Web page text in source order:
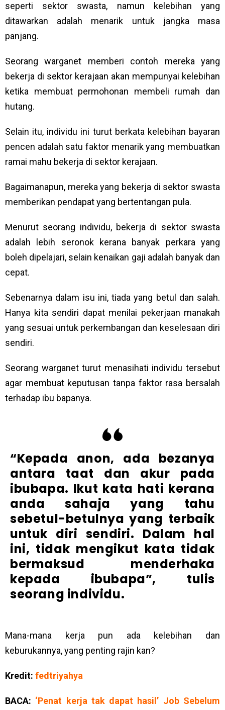
seperti sektor swasta, namun kelebihan yang
ditawarkan adalah menarik untuk jangka masa
panjang.
Seorang warganet memberi contoh mereka yang
bekerja di sektor kerajaan akan mempunyai kelebihan
ketika membuat permohonan membeli rumah dan
hutang.
Selain itu, individu ini turut berkata kelebihan bayaran
pencen adalah satu faktor menarik yang membuatkan
ramai mahu bekerja di sektor kerajaan.
Bagaimanapun, mereka yang bekerja di sektor swasta
memberikan pendapat yang bertentangan pula.
Menurut seorang individu, bekerja di sektor swasta
adalah lebih seronok kerana banyak perkara yang
boleh dipelajari, selain kenaikan gaji adalah banyak dan
cepat.
Sebenarnya dalam isu ini, tiada yang betul dan salah.
Hanya kita sendiri dapat menilai pekerjaan manakah
yang sesuai untuk perkembangan dan keselesaan diri
sendiri.
Seorang warganet turut menasihati individu tersebut
agar membuat keputusan tanpa faktor rasa bersalah
terhadap ibu bapanya.
“Kepada anon, ada bezanya
antara taat dan akur pada
ibubapa. Ikut kata hati kerana
anda sahaja yang tahu
sebetul-betulnya yang terbaik
untuk diri sendiri. Dalam hal
ini, tidak mengikut kata tidak
bermaksud menderhaka
kepada ibubapa”, tulis
seorang individu.
Mana-mana kerja pun ada kelebihan dan
keburukannya, yang penting rajin kan?
Kredit: fedtriyahya
BACA: ‘Penat kerja tak dapat hasil’ Job Sebelum